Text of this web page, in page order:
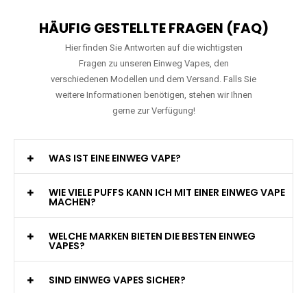
HÄUFIG GESTELLTE FRAGEN (FAQ)
Hier finden Sie Antworten auf die wichtigsten
Fragen zu unseren Einweg Vapes, den
verschiedenen Modellen und dem Versand. Falls Sie
weitere Informationen benötigen, stehen wir Ihnen
gerne zur Verfügung!
WAS IST EINE EINWEG VAPE?
WIE VIELE PUFFS KANN ICH MIT EINER EINWEG VAPE
MACHEN?
WELCHE MARKEN BIETEN DIE BESTEN EINWEG
VAPES?
SIND EINWEG VAPES SICHER?